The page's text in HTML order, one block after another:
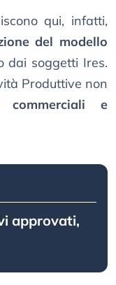
qui, infatti,
del modello
dai soggetti Ires.
Produttive non
commerciali e
approvati,